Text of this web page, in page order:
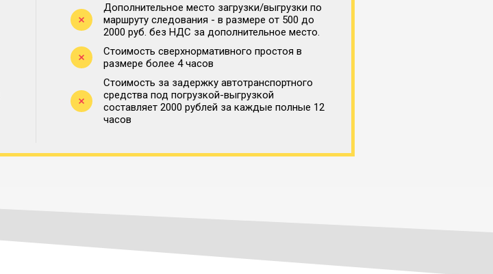
Дополнительное место загрузки/выгрузки по
маршруту следования - в размере от 500 до
2000 руб. без НДС за дополнительное место.
Стоимость сверхнормативного простоя в
размере более 4 часов
Стоимость за задержку автотранспортного
средства под погрузкой-выгрузкой
составляет 2000 рублей за каждые полные 12
часов